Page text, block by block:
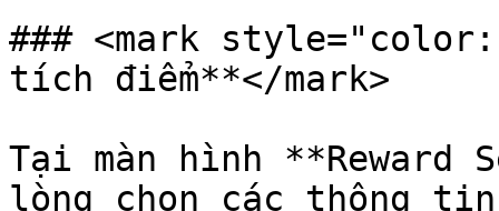
### <mark
tích điểm**</mark>
Tại màn hình
lòng chọn các thông